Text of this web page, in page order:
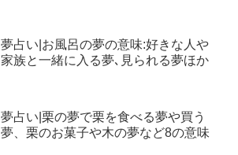
夢占い|お風呂の夢の意味:好きな人や
家族と一緒に入る夢､見られる夢ほか
夢占い|栗の夢で栗を食べる夢や買う
夢、栗のお菓子や木の夢など8の意味